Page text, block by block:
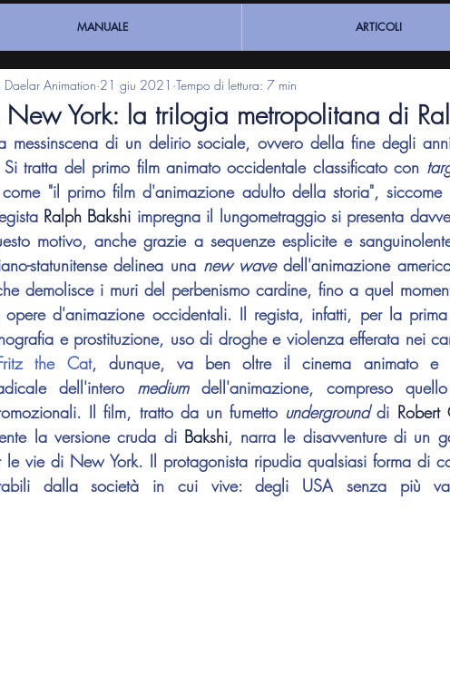
MANUALE ARTICOLI
York: la trilogia metropolitana di
Animation 21 giu 2021 Tempo di lettura: 7 min
di un delirio sociale, ovvero della fine degli
tratta del primo film animato occidentale classificato con
come "il primo film d'animazione adulto della storia",
Ralph Bakshi impregna il lungometraggio si presenta
motivo, anche grazie a sequenze esplicite e
statunitense delinea una new wave dell'animazione
demolisce i muri del perbenismo cardine, fino a quel
e prostituzione, uso di droghe e violenza efferata nei
the Cat, dunque, va ben oltre il cinema animato e
dell'intero medium dell'animazione, compreso
Il film, tratto da un fumetto underground di Robert
la versione cruda di Bakshi, narra le disavventure di un
vie di New York. Il protagonista ripudia qualsiasi forma di
dalla società in cui vive: degli USA senza più